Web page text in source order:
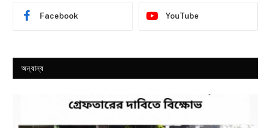
Facebook YouTube
অন্যান্য